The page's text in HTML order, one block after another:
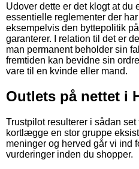
Udover dette er det klogt at du
essentielle reglementer der
eksempelvis den byttepolitik
garanterer. I relation til det er
man permanent beholder sin
fremtiden kan bevidne sin
vare til en kvinde eller mand.
Outlets på nettet i
Trustpilot resulterer i sådan
kortlægge en stor gruppe
meninger og herved går vi ind
vurderinger inden du shopper.